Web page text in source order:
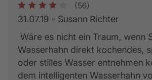
1 2 3 4 (56)
31.07.19 - Susann Richter
Wäre es nicht ein Traum, wenn
Wasserhahn direkt kochendes,
oder stilles Wasser entnehmen
dem intelligenten Wasserhahn